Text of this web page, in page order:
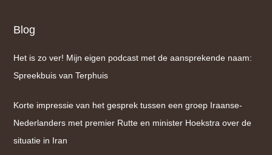
Blog
Het is zo ver! Mijn eigen podcast met de aansprekende naam:
Spreekbuis van Terphuis
Korte impressie van het gesprek tussen een groep Iraanse-
Nederlanders met premier Rutte en minister Hoekstra over de
situatie in Iran